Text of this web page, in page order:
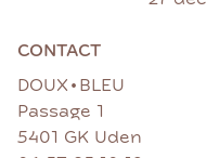
CONTACT
DOUX • BLEU
Passage 1
5401 GK Uden